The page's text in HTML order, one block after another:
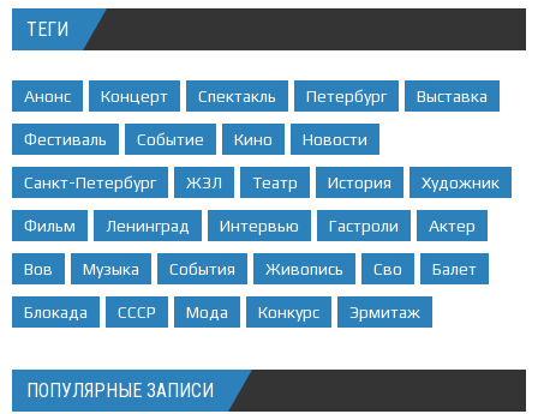
ТЕГИ
Анонс Концерт Спектакль Петербург Выставка
Фестиваль Событие Кино Новости
Санкт-Петербург ЖЗЛ Театр История Художник
Фильм Ленинград Интервью Гастроли Актер
Вов Музыка События Живопись Сво Балет
Блокада СССР Мода Конкурс Эрмитаж
ПОПУЛЯРНЫЕ ЗАПИСИ